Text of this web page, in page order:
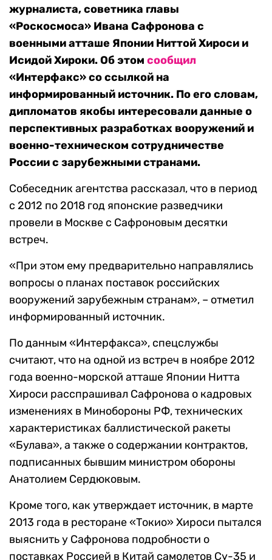
журналиста, советника главы
«Роскосмоса» Ивана Сафронова с
военными атташе Японии Ниттой Хироси и
Исидой Хироки. Об этом сообщил
«Интерфакс» со ссылкой на
информированный источник. По его словам,
дипломатов якобы интересовали данные о
перспективных разработках вооружений и
военно-техническом сотрудничестве
России с зарубежными странами.
Собеседник агентства рассказал, что в период
с 2012 по 2018 год японские разведчики
провели в Москве с Сафроновым десятки
встреч.
«При этом ему предварительно направлялись
вопросы о планах поставок российских
вооружений зарубежным странам», – отметил
информированный источник.
По данным «Интерфакса», спецслужбы
считают, что на одной из встреч в ноябре 2012
года военно-морской атташе Японии Нитта
Хироси расспрашивал Сафронова о кадровых
изменениях в Минобороны РФ, технических
характеристиках баллистической ракеты
«Булава», а также о содержании контрактов,
подписанных бывшим министром обороны
Анатолием Сердюковым.
Кроме того, как утверждает источник, в марте
2013 года в ресторане «Токио» Хироси пытался
выяснить у Сафронова подробности о
поставках Россией в Китай самолетов Су-35 и